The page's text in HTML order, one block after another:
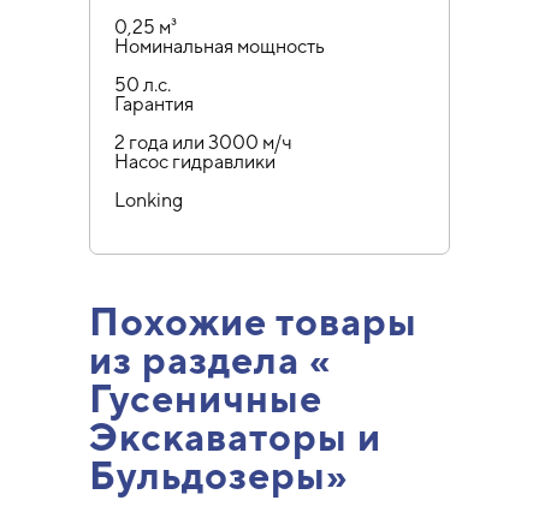
0,25 м³
Номинальная мощность
50 л.с.
Гарантия
2 года или 3000 м/ч
Насос гидравлики
Lonking
Похожие товары
из раздела «
Гусеничные
Экскаваторы и
Бульдозеры»